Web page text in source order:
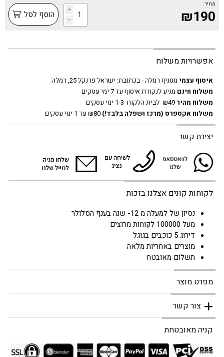
מחיר
₪190
i
h הוסף לסל
אפשרויות משלוח
איסוף עצמי מסניף רמלה - בכתובת: ישראל פרנקל 25, רמלה
משלוח חינם מגיע לנקודת איסוף עד 7 ימי עסקים
משלוח מהיר
משלוח אקספרס (מרכז ושפלה בלבד!)
יצירת קשר
לקוחות קונים אצלנו בזכות
נסיון של למעלה מ 12- שנה בענף הסלולר
מעל 100000 לקוחות מרוצים
דירוג 5 כוכבים בגוגל
מוצרים באחריות מלאה
תשלום מאובטח
מפרט מוצר
צור קשר
קניה מאובטחת